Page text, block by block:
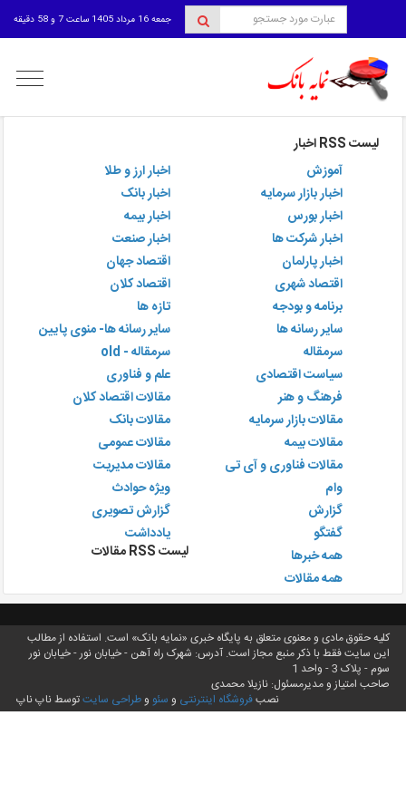
جمعه 16 مرداد 1405 ساعت 7 و 58 دقیقه
منوی
لیست RSS اخبار
آموزش
اخبار ارز و طلا
اخبار بازار سرمایه
اخبار بانک
اخبار بورس
اخبار بیمه
اخبار شرکت ها
اخبار صنعت
اخبار پارلمان
اقتصاد جهان
اقتصاد شهری
اقتصاد کلان
برنامه و بودجه
تازه ها
سایر رسانه ها
سایر رسانه ها- منوی پایین
سرمقاله
سرمقاله - old
سیاست اقتصادی
علم و فناوری
فرهنگ و هنر
مقالات اقتصاد کلان
مقالات بازار سرمایه
مقالات بانک
مقالات بیمه
مقالات عمومی
مقالات فناوری و آی تی
مقالات مدیریت
وام
ویژه حوادث
گزارش
گزارش تصویری
گفتگو
یادداشت
همه خبرها
لیست RSS مقالات
همه مقالات
کلیه حقوق مادی و معنوی متعلق به پایگاه خبری «نمایه بانک» است. استفاده از مطالب
این سایت فقط با ذکر منبع مجاز است. آدرس: شهرک راه آهن - خیابان نور - خیابان نور
سوم - پلاک 3 - واحد 1
صاحب امتیاز و مدیرمسئول: نازیلا محمدی
نصبفروشگاه اینترنتی و سئو وطراحی سایتتوسط ناپ ناپ